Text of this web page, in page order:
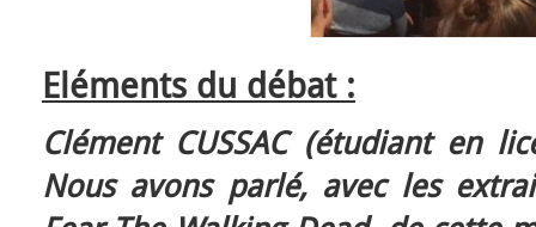
Eléments du débat :
Clément CUSSAC (étudiant en
Nous avons parlé, avec les